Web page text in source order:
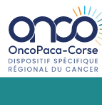
Panneau de